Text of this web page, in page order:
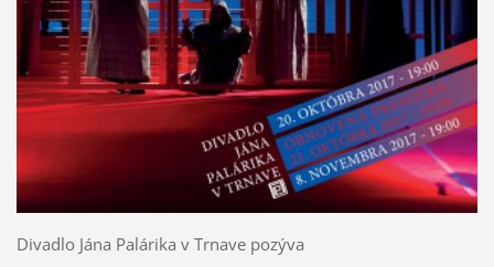
Divadlo Jána Palárika v Trnave pozýva